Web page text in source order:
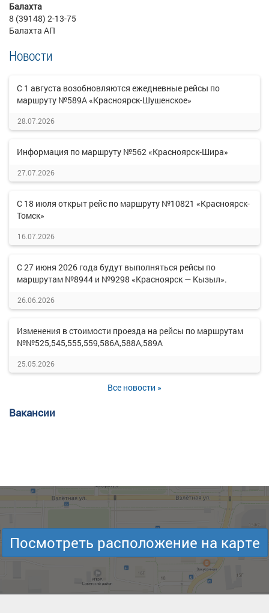
Балахта
8 (39148) 2-13-75
Балахта АП
Новости
С 1 августа возобновляются ежедневные рейсы по
маршруту №589А «Красноярск-Шушенское»
28.07.2026
Информация по маршруту №562 «Красноярск-Шира»
27.07.2026
С 18 июля открыт рейс по маршруту №10821 «Красноярск-
Томск»
16.07.2026
С 27 июня 2026 года будут выполняться рейсы по
маршрутам №8944 и №9298 «Красноярск — Кызыл».
26.06.2026
Изменения в стоимости проезда на рейсы по маршрутам
№№525,545,555,559,586А,588А,589А
25.05.2026
Все новости »
Вакансии
Посмотреть расположение на карте